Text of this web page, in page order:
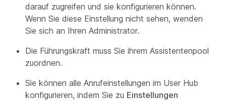
darauf zugreifen und sie konfigurieren können.
Wenn Sie diese Einstellung nicht sehen, wenden
Sie sich an Ihren Administrator.
Die Führungskraft muss Sie ihrem Assistentenpool
zuordnen.
Sie können alle Anrufeinstellungen im User Hub
konfigurieren, indem Sie zu Einstellungen